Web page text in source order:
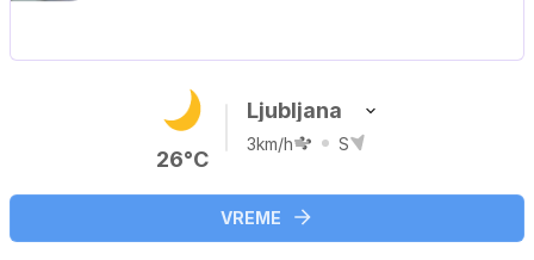
26°C
Ljubljana
3km/h S
VREME